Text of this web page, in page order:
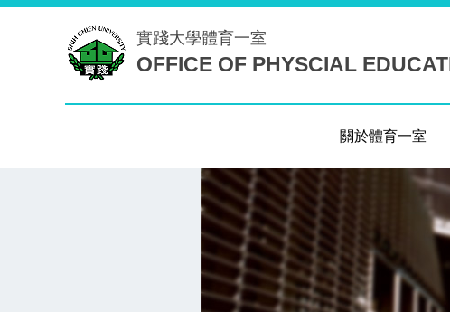
實踐大學體育一室
OFFICE OF PHYSCIAL
關於體育一室